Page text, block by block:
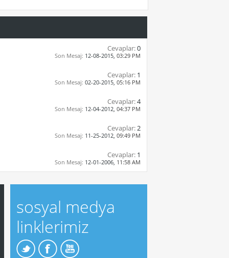
Cevaplar:0
Son Mesaj: 12-08-2015, 03:29 PM
Cevaplar: 1
Son Mesaj: 02-20-2015, 05:16 PM
Cevaplar:4
Son Mesaj: 12-04-2012, 04:37 PM
Cevaplar:2
Son Mesaj: 11-25-2012, 09:49 PM
Cevaplar: 1
Son Mesaj: 12-01-2006, 11:58 AM
sosyal medya
linklerimiz